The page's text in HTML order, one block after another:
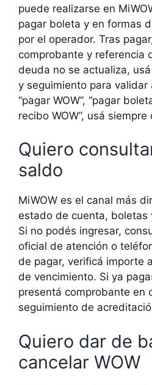
puede realizarse en
pagar boleta y en formas
por el operador. Tras
comprobante y referencia
deuda no se actualiza,
y seguimiento para validar
“pagar WOW”, “pagar
recibo WOW”, usá
Quiero
saldo
MiWOW es el canal más
estado de cuenta, boletas
Si no podés ingresar,
oficial de atención o
de pagar, verificá importe
de vencimiento. Si ya
presentá comprobante en
seguimiento de
Quiero dar de
cancelar WOW